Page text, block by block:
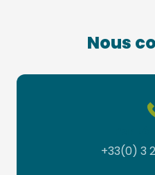
Nous
+33(0) 3